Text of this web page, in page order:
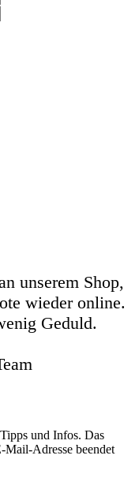
unserem Shop,
wieder online.
Geduld.
und Infos. Das
Mail-Adresse beendet